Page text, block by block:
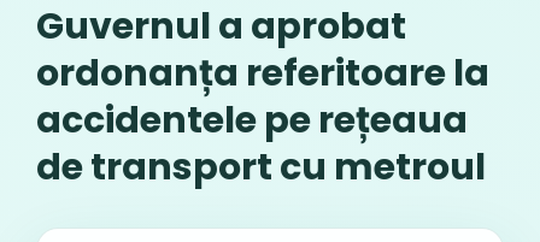
Guvernul a aprobat
ordonanța referitoare la
accidentele pe rețeaua
de transport cu metroul